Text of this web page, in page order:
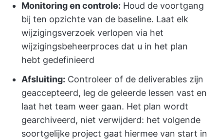
Monitoring en controle: Houd de voortgang
bij ten opzichte van de baseline. Laat elk
wijzigingsverzoek verlopen via het
wijzigingsbeheerproces dat u in het plan
hebt gedefinieerd
Afsluiting: Controleer of de deliverables zijn
geaccepteerd, leg de geleerde lessen vast en
laat het team weer gaan. Het plan wordt
gearchiveerd, niet verwijderd: het volgende
soortgelijke project gaat hiermee van start in